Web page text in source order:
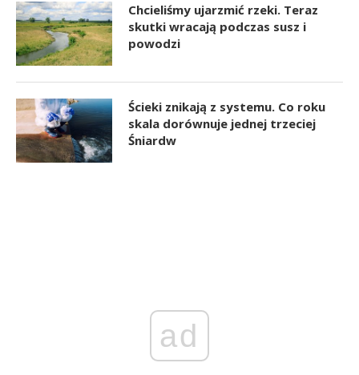
Chcieliśmy ujarzmić rzeki. Teraz
skutki wracają podczas susz i
powodzi
Ścieki znikają z systemu. Co roku
skala dorównuje jednej trzeciej
Śniardw
ad